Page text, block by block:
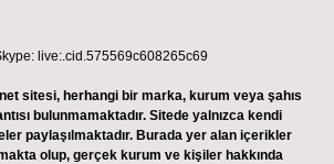
live:.cid.575569c608265c69
sitesi, herhangi bir marka, kurum veya şahıs
bulunmamaktadır. Sitede yalnızca kendi
paylaşılmaktadır. Burada yer alan içerikler
olup, gerçek kurum ve kişiler hakkında